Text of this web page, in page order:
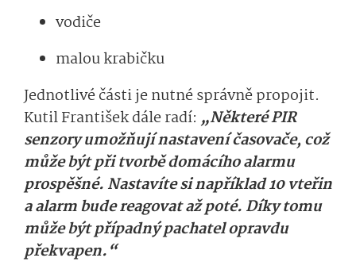
vodiče
malou krabičku
Jednotlivé části je nutné správně propojit.
Kutil František dále radí: „Některé PIR
senzory umožňují nastavení časovače, což
může být při tvorbě domácího alarmu
prospěšné. Nastavíte si například 10 vteřin
a alarm bude reagovat až poté. Díky tomu
může být případný pachatel opravdu
překvapen.“